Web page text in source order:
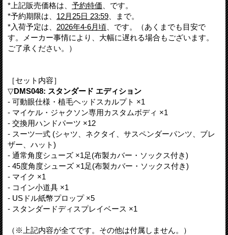
*上記販売価格は、 予約特価 、です。
*予約期限は、 12月25日 23:59 、まで。
*入荷予定は、 2026年4-6月頃 、です。（あくまでも目安で
す。メーカー事情により、大幅に遅れる場合もございます。
ご了承ください。）
［セット内容］
▽DMS048: スタンダード エディション
- 可動眼仕様・植毛ヘッドスカルプト ×1
- マイケル・ジャクソン専用カスタムボディ ×1
- 交換用ハンドパーツ ×12
- スーツ一式 (シャツ、ネクタイ、サスペンダーパンツ、ブレ
ザー、ハット)
- 通常角度シューズ ×1足(布製カバー・ソックス付き)
- 45度角度シューズ ×1足(布製カバー・ソックス付き)
- マイク ×1
- コイン小道具 ×1
- USドル紙幣プロップ ×5
- スタンダードディスプレイベース ×1
（※上記内容が全てです。その他は付属しません。）